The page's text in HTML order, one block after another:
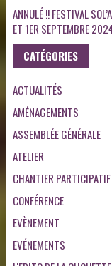
ANNULÉ !! FESTIVAL
ET 1ER SEPTEMBRE
CATÉGORIES
ACTUALITÉS
AMÉNAGEMENTS
ASSEMBLÉE GÉNÉRALE
ATELIER
CHANTIER PARTICIPATIF
CONFÉRENCE
EVÈNEMENT
EVÉNEMENTS